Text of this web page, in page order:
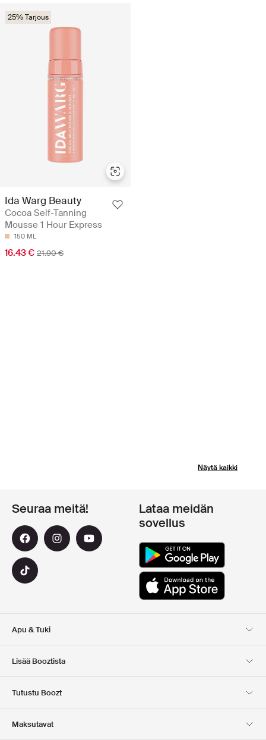
25% Tarjous
Ida Warg Beauty
Cocoa Self-Tanning
Mousse 1 Hour Express
150 ML
16.43 € 21.90 €
Näytä kaikki
Apu & Tuki
Lisää Booztista
Club Boozt
Tutustu Boozt
Seuraa meitä!
Lataa meidän
sovellus
Maksutavat